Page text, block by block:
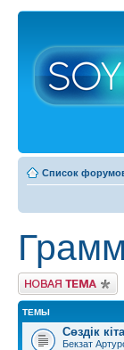
Список
Новая тема
ТЕМЫ
Сөздік
Бекзат